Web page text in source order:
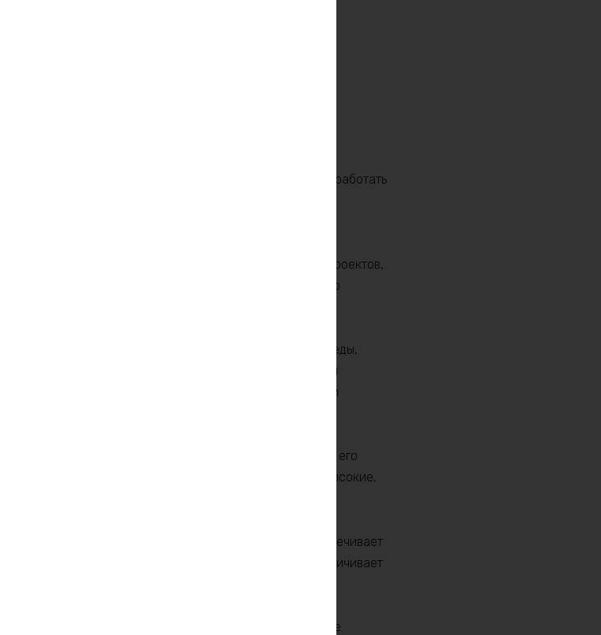
приключении с нашим высокопроизводительным
и ошеломляющей емкостью 320Ач, этот аккумулятор
режиме, что позволяет вашим устройствам работать
тех, кто не привык ограничивать себя. Будь то
система или запасной источник питания для крупных проектов,
долговечность, которые вы ищете. С высокой плотностью
использованию в любое время, когда вам это нужно.
что вы делаете выбор в пользу окружающей среды,
безопасен благодаря своей стабильной химии, но и
по сравнению с традиционными свинцово-кислотными
температурной стабильностью, что делает его
климатических условиях. Без проблем переносит как высокие,
высокую производительность.
системой управления зарядом (BMS), которая обеспечивает
и короткого замыкания, что значительно увеличивает
этот аккумулятор имеет размеры, позволяющие